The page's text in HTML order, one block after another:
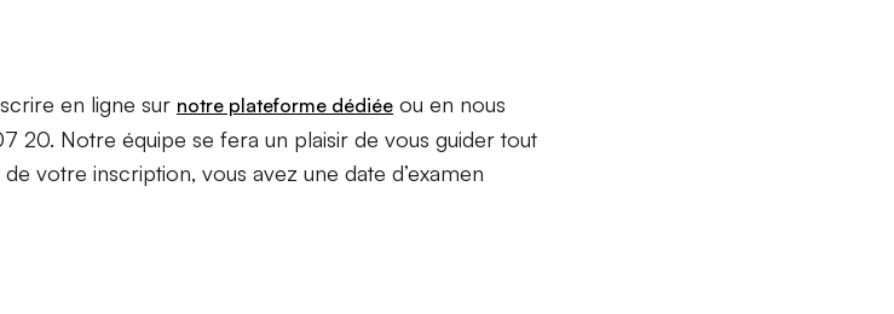
en ligne sur notre plateforme dédiée ou en nous
20. Notre équipe se fera un plaisir de vous guider tout
votre inscription, vous avez une date d’examen